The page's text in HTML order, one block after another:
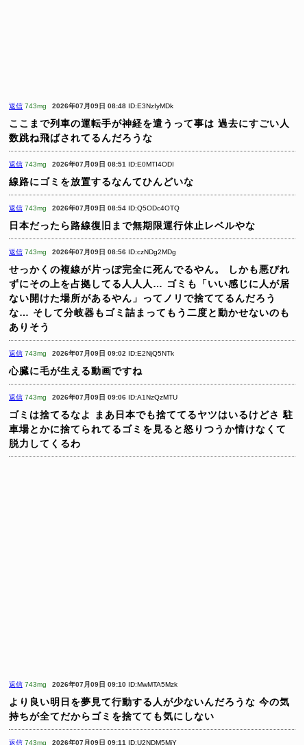
返信 743mg 2026年07月09日 08:48 ID:E3NzIyMDk
ここまで列車の運転手が神経を遣うって事は 過去にすごい人
数跳ね飛ばされてるんだろうな
返信 743mg 2026年07月09日 08:51 ID:E0MTI4ODI
線路にゴミを放置するなんてひんどいな
返信 743mg 2026年07月09日 08:54 ID:Q5ODc4OTQ
日本だったら路線復旧まで無期限運行休止レベルやな
返信 743mg 2026年07月09日 08:56 ID:czNDg2MDg
せっかくの複線が片っぽ完全に死んでるやん。
しかも悪びれ
ずにその上を占拠してる人人人… ゴミも「いい感じに人が居
ない開けた場所があるやん」ってノリで捨ててるんだろう
な… そして分岐器もゴミ詰まってもう二度と動かせないのも
ありそう
返信 743mg 2026年07月09日 09:02 ID:E2NjQ5NTk
心臓に毛が生える動画ですね
返信 743mg 2026年07月09日 09:06 ID:A1NzQzMTU
ゴミは捨てるなよ まあ日本でも捨ててるヤツはいるけどさ 駐
車場とかに捨てられてるゴミを見ると怒りつうか情けなくて
脱力してくるわ
返信 743mg 2026年07月09日 09:10 ID:MwMTA5Mzk
より良い明日を夢見て行動する人が少ないんだろうな 今の気
持ちが全てだからゴミを捨てても気にしない
返信 743mg 2026年07月09日 09:11 ID:U2NDM5MjY